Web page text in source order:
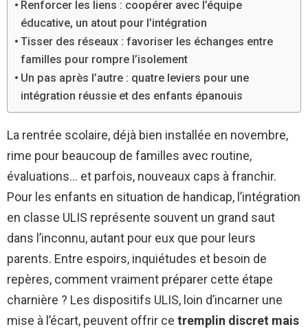
Renforcer les liens : coopérer avec l’équipe
éducative, un atout pour l’intégration
Tisser des réseaux : favoriser les échanges entre
familles pour rompre l’isolement
Un pas après l’autre : quatre leviers pour une
intégration réussie et des enfants épanouis
La rentrée scolaire, déjà bien installée en novembre,
rime pour beaucoup de familles avec routine,
évaluations… et parfois, nouveaux caps à franchir.
Pour les enfants en situation de handicap, l’intégration
en classe ULIS représente souvent un grand saut
dans l’inconnu, autant pour eux que pour leurs
parents. Entre espoirs, inquiétudes et besoin de
repères, comment vraiment préparer cette étape
charnière ? Les dispositifs ULIS, loin d’incarner une
mise à l’écart, peuvent offrir ce tremplin discret mais